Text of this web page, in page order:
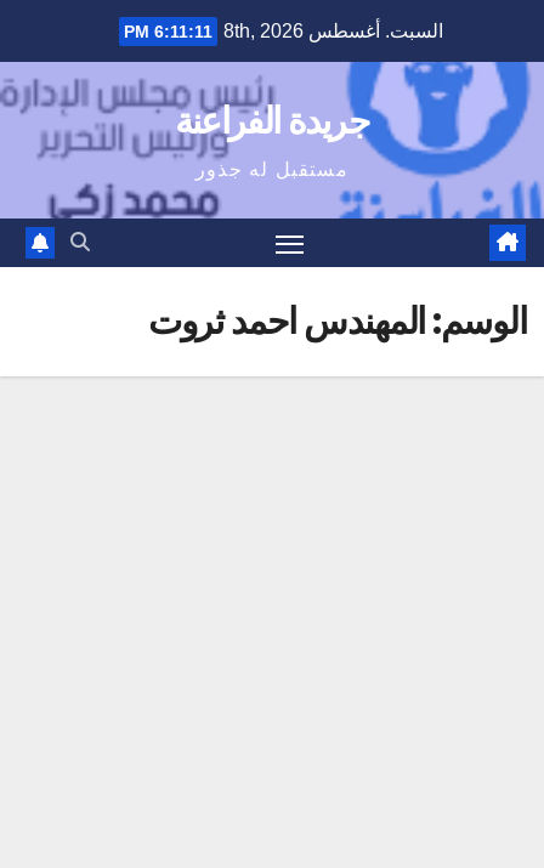
content
السبت. أغسطس 8th, 2026 6:11:12 PM
جريدة الفراعنة
مستقبل له جذور
الوسم: المهندس احمد ثروت